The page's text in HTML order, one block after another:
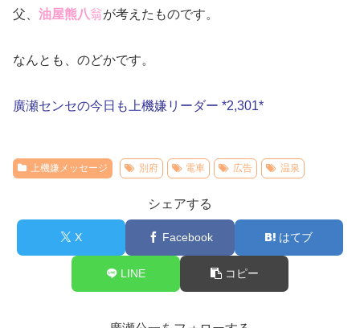
父、 油屋熊八翁が考えたものです。
なんとも、のどかです。
廣瀬センセの今日も上機嫌リーダー *2,301*
上機嫌メッセージ 別府 電車 広告 温泉
シェアする
X Facebook はてブ
LINE コピー